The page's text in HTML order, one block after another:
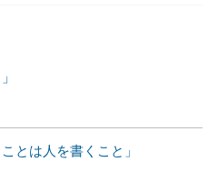
とは人を書くこと」